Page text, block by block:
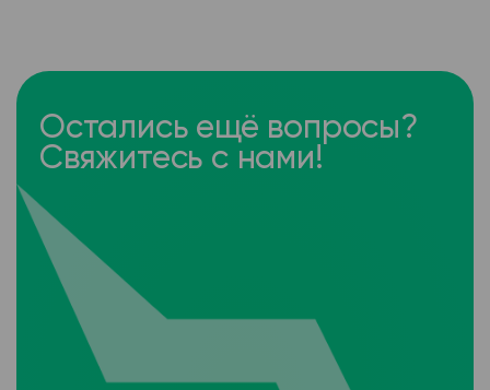
Остались ещё вопросы?
Свяжитесь с нами!